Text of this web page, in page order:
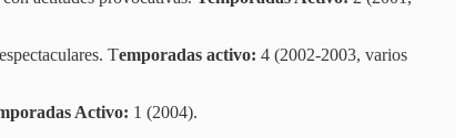
Temporadas activo: 4 (2002-2003, varios
Activo: 1 (2004).